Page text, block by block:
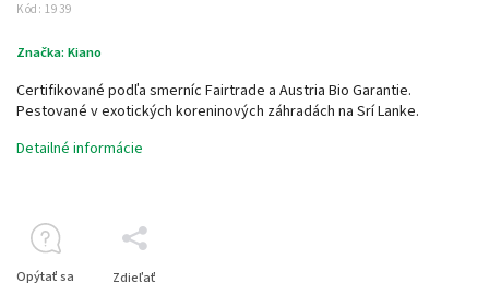
Kód: 1939
Značka: Kiano
Certifikované podľa smerníc Fairtrade a Austria Bio Garantie.
Pestované v exotických koreninových záhradách na Srí Lanke.
Detailné informácie
Opýtať sa Zdieľať